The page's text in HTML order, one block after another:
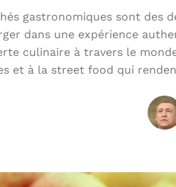
gastronomiques sont des
dans une expérience
culinaire à travers le
et à la street food qui